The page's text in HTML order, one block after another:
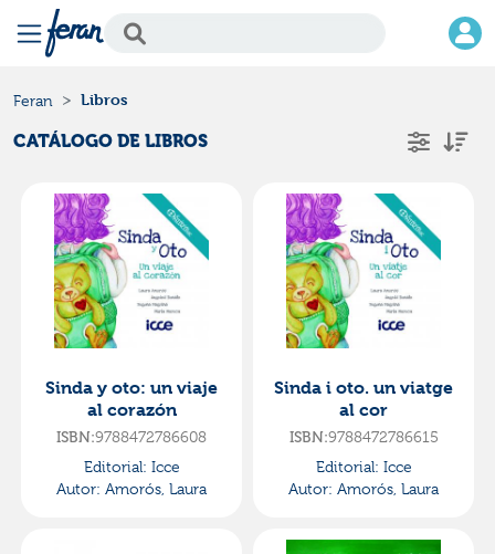
Feran Libros
CATÁLOGO DE LIBROS
Sinda y oto: un viaje
al corazón
ISBN:9788472786608
Editorial: Icce
Autor: Amorós, Laura
Sinda i oto. un viatge
al cor
ISBN:9788472786615
Editorial: Icce
Autor: Amorós, Laura